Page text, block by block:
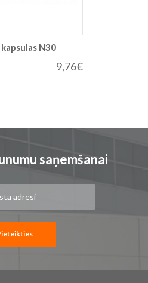
N30
9,76€
saņemšanai